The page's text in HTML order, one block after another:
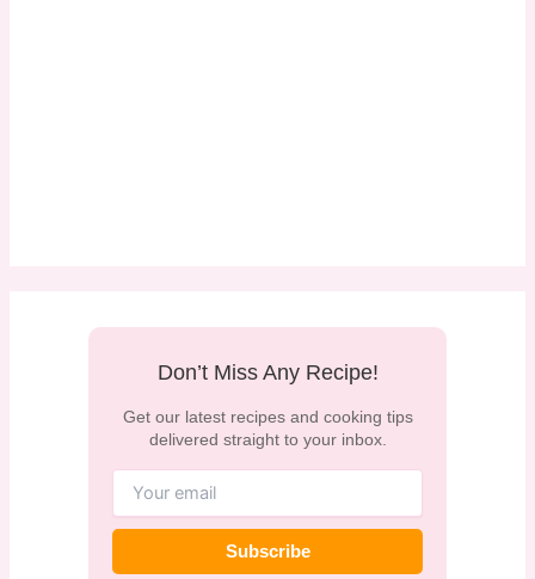
Don’t Miss Any Recipe!
Get our latest recipes and cooking tips
delivered straight to your inbox.
Subscribe